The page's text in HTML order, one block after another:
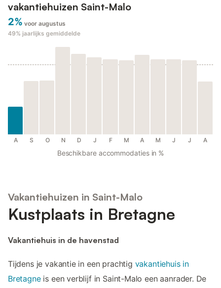
vakantiehuizen Saint-Malo
2% voor augustus
49% jaarlijks gemiddelde
A S O N D J F M A M J J A
Beschikbare accommodaties in %
Vakantiehuizen in Saint-Malo
Kustplaats in Bretagne
Vakantiehuis in de havenstad
Tijdens je vakantie in een prachtig vakantiehuis in
Bretagneis een verblijf in Saint-Malo een aanrader. De